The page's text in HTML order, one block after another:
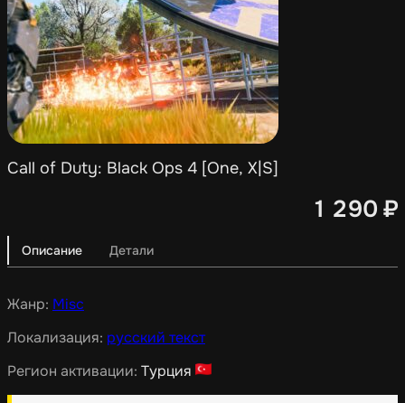
Call of Duty: Black Ops 4 [One, X|S]
1 290 ₽
Описание Детали
Жанр: Misc
Локализация: русский текст
Регион активации: Турция